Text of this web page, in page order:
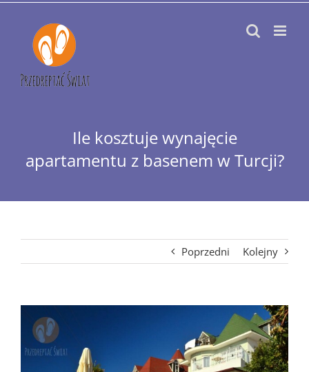
Przejdź
zawartości
Ile kosztuje wynajęcie
apartamentu z basenem w Turcji?
Poprzedni Kolejny
większy
obrazek